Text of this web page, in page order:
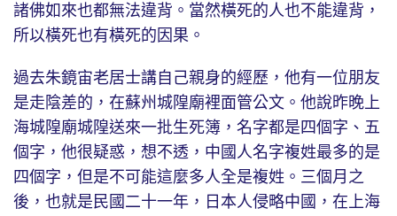
諸佛如來也都無法違背。當然橫死的人也不能違背，
所以橫死也有橫死的因果。
過去朱鏡宙老居士講自己親身的經歷，他有一位朋友
是走陰差的，在蘇州城隍廟裡面管公文。他說昨晚上
海城隍廟城隍送來一批生死簿，名字都是四個字、五
個字，他很疑惑，想不透，中國人名字複姓最多的是
四個字，但是不可能這麼多人全是複姓。三個月之
後，也就是民國二十一年，日本人侵略中國，在上海